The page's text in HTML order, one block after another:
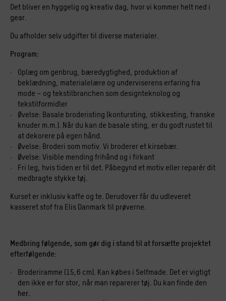
Det bliver en hyggelig og kreativ dag, hvor vi kommer helt ned i
gear.
Du afholder selv udgifter til diverse materialer.
Program:
Oplæg om genbrug, bæredygtighed, produktion af
beklædning, materialelære og underviserens erfaring fra
mode – og tekstilbranchen som designteknolog og
tekstilformidler
Øvelse: Basale broderisting (kontursting, stikkesting, franske
knuder m.m.). Når du kan de basale sting, er du godt rustet til
at dekorere på egen hånd.
Øvelse: Broderi som motiv. Vi broderer et kirsebær.
Øvelse: Visible mending frihånd og i firkant
Fri leg, hvis tiden er til det. Påbegynd et motiv eller reparér dit
medbragte stykke tøj.
Kurset er inklusiv kaffe og te. Derudover får du udleveret
kasseret stof fra Elis Danmark til prøverne.
Medbring følgende, som gør dig i stand til at forsætte projektet
efterfølgende:
Broderiramme (15,6 cm). Kan købes i Selfmade. Det er vigtigt
den ikke er for stor, når man reparerer tøj. Du kan finde den
her.